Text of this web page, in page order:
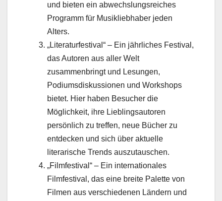
und bieten ein abwechslungsreiches
Programm für Musikliebhaber jeden
Alters.
„Literaturfestival“ – Ein jährliches Festival,
das Autoren aus aller Welt
zusammenbringt und Lesungen,
Podiumsdiskussionen und Workshops
bietet. Hier haben Besucher die
Möglichkeit, ihre Lieblingsautoren
persönlich zu treffen, neue Bücher zu
entdecken und sich über aktuelle
literarische Trends auszutauschen.
„Filmfestival“ – Ein internationales
Filmfestival, das eine breite Palette von
Filmen aus verschiedenen Ländern und